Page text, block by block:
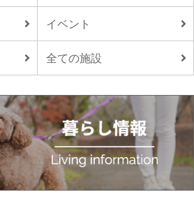
イベント
全ての施設